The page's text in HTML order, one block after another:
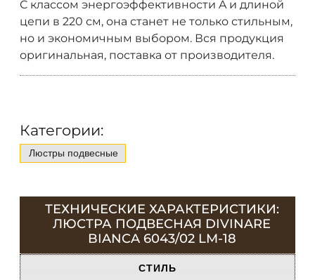
С классом энергоэффективности A и длиной
цепи в 220 см, она станет не только стильным,
но и экономичным выбором. Вся продукция
оригинальная, поставка от производителя.
Категории:
Люстры подвесные
ТЕХНИЧЕСКИЕ ХАРАКТЕРИСТИКИ:
ЛЮСТРА ПОДВЕСНАЯ DIVINARE
BIANCA 6043/02 LM-18
СТИЛЬ